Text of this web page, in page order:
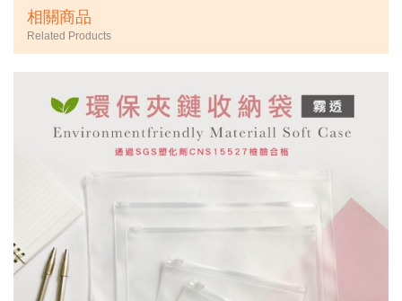
相關商品
Related Products